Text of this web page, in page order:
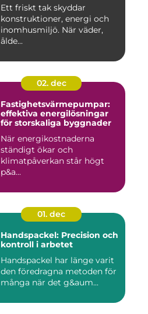
Ett friskt tak skyddar
konstruktioner, energi och
inomhusmiljö. När väder,
ålde...
02. dec
Fastighetsvärmepumpar:
effektiva energilösningar
för storskaliga byggnader
När energikostnaderna
ständigt ökar och
klimatpåverkan står högt
p&a...
01. dec
Handspackel: Precision och
kontroll i arbetet
Handspackel har länge varit
den föredragna metoden för
många när det g&aum...